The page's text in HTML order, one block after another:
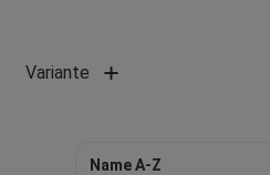
Variante